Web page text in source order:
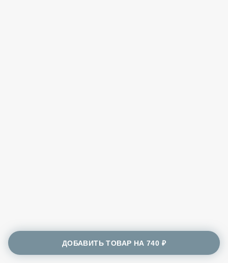
ДОБАВИТЬ ТОВАР НА740 ₽